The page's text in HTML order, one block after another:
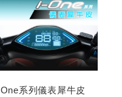
系列儀表犀牛皮